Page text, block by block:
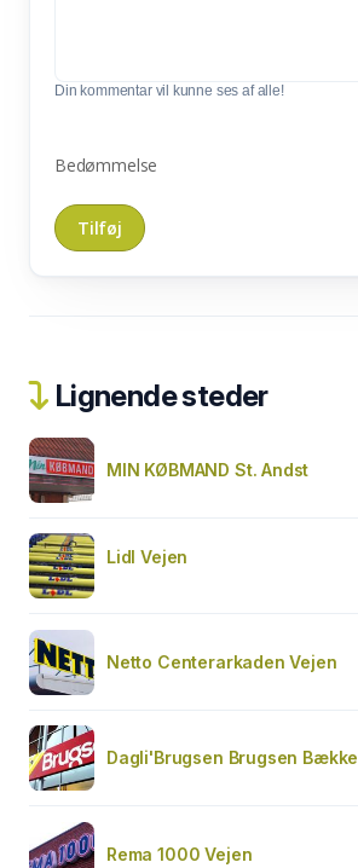
Din kommentar vil kunne ses af alle!
Bedømmelse
Lignende steder
MIN KØBMAND St. Andst
Lidl Vejen
Netto Centerarkaden Vejen
Dagli'Brugsen Brugsen Bække
Rema 1000 Vejen